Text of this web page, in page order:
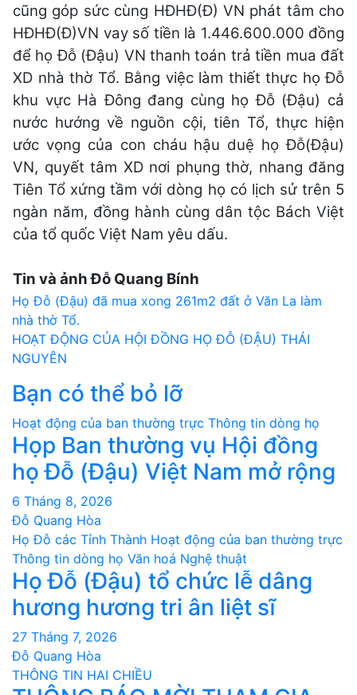
cũng góp sức cùng HĐHĐ(Đ) VN phát tâm cho
HĐHĐ(Đ)VN vay số tiền là 1.446.600.000 đồng
để họ Đỗ (Đậu) VN thanh toán trả tiền mua đất
XD nhà thờ Tổ. Bằng việc làm thiết thực họ Đỗ
khu vực Hà Đông đang cùng họ Đỗ (Đậu) cả
nước hướng về nguồn cội, tiên Tổ, thực hiện
ước vọng của con cháu hậu duệ họ Đỗ(Đậu)
VN, quyết tâm XD nơi phụng thờ, nhang đăng
Tiên Tổ xứng tầm với dòng họ có lịch sử trên 5
ngàn năm, đồng hành cùng dân tộc Bách Việt
của tổ quốc Việt Nam yêu dấu.
Tin và ảnh Đỗ Quang Bính
Điều
hướng
bài
viết
Họ Đỗ (Đậu) đã mua xong 261m2 đất ở Văn La làm
nhà thờ Tổ.
HOẠT ĐỘNG CỦA HỘI ĐỒNG HỌ ĐỖ (ĐẬU) THÁI
NGUYÊN
Bạn có thể bỏ lỡ
Hoạt động của ban thường trực Thông tin dòng họ
Họp Ban thường vụ Hội đồng
họ Đỗ (Đậu) Việt Nam mở rộng
6 Tháng 8, 2026
Đỗ Quang Hòa
Họ Đỗ các Tỉnh Thành Hoạt động của ban thường trực
Thông tin dòng họ Văn hoá Nghệ thuật
Họ Đỗ (Đậu) tổ chức lễ dâng
hương hương tri ân liệt sĩ
27 Tháng 7, 2026
Đỗ Quang Hòa
THÔNG TIN HAI CHIỀU